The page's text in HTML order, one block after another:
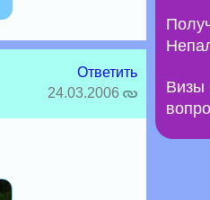
Ответить
24.03.2006
Визы